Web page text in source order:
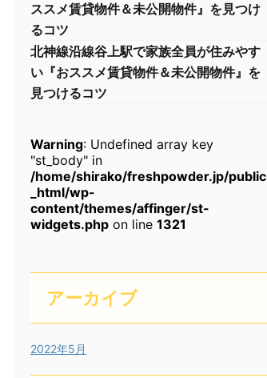
ススメ賃貸物件＆未公開物件』を見つけ
るコツ
北神線沿線谷上駅で家族全員が住みやす
い『おススメ賃貸物件＆未公開物件』を
見つけるコツ
Warning: Undefined array key
"st_body" in
/home/shirako/freshpowder.jp/public
_html/wp-
content/themes/affinger/st-
widgets.php on line 1321
アーカイブ
2022年5月